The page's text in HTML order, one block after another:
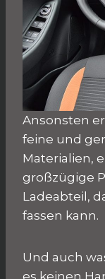
Ansonsten
feine und
Materialien,
großzügige
Ladeabteil,
fassen kann.
Und auch